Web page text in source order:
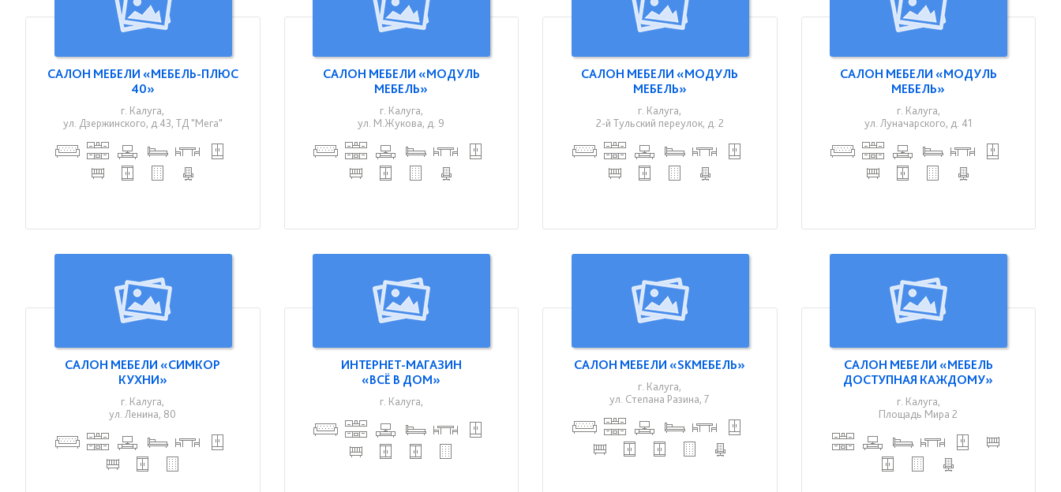
САЛОН МЕБЕЛИ «МЕБЕЛЬ-ПЛЮС
40»
г. Калуга,
ул. Дзержинского, д.43, ТД "Мега"
САЛОН МЕБЕЛИ «МОДУЛЬ
МЕБЕЛЬ»
г. Калуга,
ул. М.Жукова, д. 9
САЛОН МЕБЕЛИ «МОДУЛЬ
МЕБЕЛЬ»
г. Калуга,
2-й Тульский переулок, д. 2
САЛОН МЕБЕЛИ «МОДУЛЬ
МЕБЕЛЬ»
г. Калуга,
ул. Луначарского, д. 41
САЛОН МЕБЕЛИ «СИМКОР
КУХНИ»
г. Калуга,
ул. Ленина, 80
ИНТЕРНЕТ-МАГАЗИН
«ВСЁ В ДОМ»
г. Калуга,
САЛОН МЕБЕЛИ «SKМЕБЕЛЬ»
г. Калуга,
ул. Степана Разина, 7
САЛОН МЕБЕЛИ «МЕБЕЛЬ
ДОСТУПНАЯ КАЖДОМУ»
г. Калуга,
Площадь Мира 2